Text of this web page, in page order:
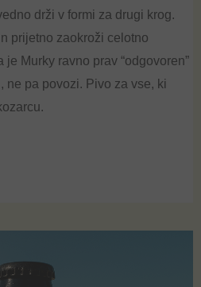
drži v formi za drugi krog.
prijetno zaokroži celotno
je Murky ravno prav “odgovoren”
ne pa povozi. Pivo za vse, ki